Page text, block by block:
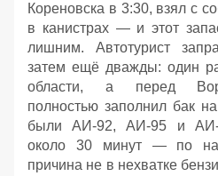
Кореновска в 3:30, взял с
в канистрах — и этот
лишним. Автотурист
затем ещё дважды: один
области, а перед
полностью заполнил бак
были АИ‑92, АИ‑95 и
около 30 минут — по
причина не в нехватке